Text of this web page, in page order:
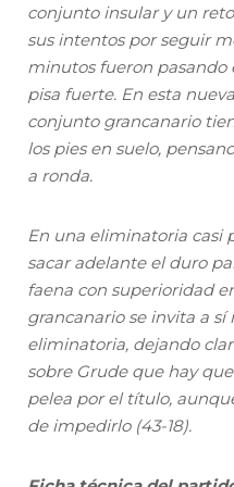
conjunto insular y un
sus intentos por seguir
minutos fueron pasando
pisa fuerte. En esta
conjunto grancanario
los pies en suelo,
a ronda.
En una eliminatoria casi
sacar adelante el duro
faena con superioridad
grancanario se invita a
eliminatoria, dejando
sobre Grude que hay
pelea por el título,
de impedirlo (43-18).